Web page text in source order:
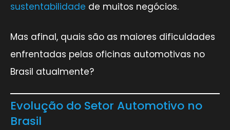
sustentabilidade de muitos negócios.
Mas afinal, quais são as maiores dificuldades
enfrentadas pelas oficinas automotivas no
Brasil atualmente?
Evolução do Setor Automotivo no
Brasil